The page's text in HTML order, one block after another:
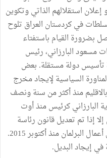
إعلان استقلالهم الذاتيوتكوين
فيكردستان العراق تلوح
بضرورة القيام باستفتاء
مسعودالبارزاني،رئيس
تأسيسدولةمستقلة. بعض
السياسية لإيجادمخرج
بالاقليممنذأكثرمن سنةونصف
البارزانيكرئيسمنذأوت
إلاإذا تم تعديلقانون رئاسة
أعمال البرلمانمنذأكتوبر2015
.
في إيجادالبديل.